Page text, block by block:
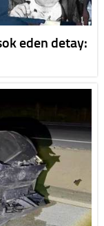
eden detay: